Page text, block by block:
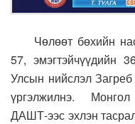
Чөлөөт бөхийн
57, эмэгтэйчүүдийн
Улсын нийслэл
үргэлжилнэ.
ДАШТ-ээс эхлэн